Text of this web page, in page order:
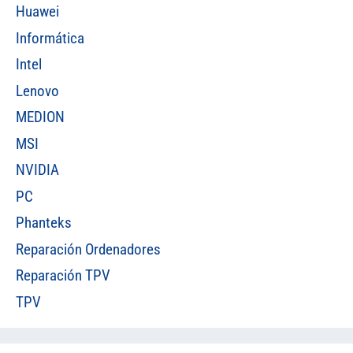
Huawei
Informática
Intel
Lenovo
MEDION
MSI
NVIDIA
PC
Phanteks
Reparación Ordenadores
Reparación TPV
TPV